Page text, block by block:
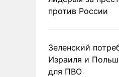
против России
Зеленский
Израиля и
для ПВО